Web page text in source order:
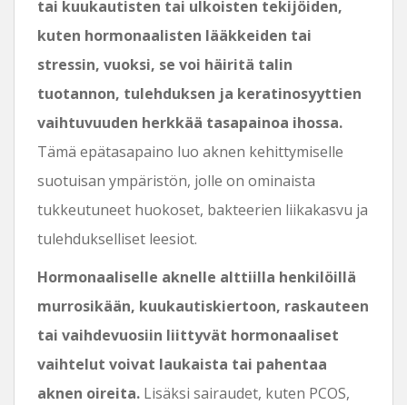
tai kuukautisten tai ulkoisten tekijöiden,
kuten hormonaalisten lääkkeiden tai
stressin, vuoksi, se voi häiritä talin
tuotannon, tulehduksen ja keratinosyyttien
vaihtuvuuden herkkää tasapainoa ihossa.
Tämä epätasapaino luo aknen kehittymiselle
suotuisan ympäristön, jolle on ominaista
tukkeutuneet huokoset, bakteerien liikakasvu ja
tulehdukselliset leesiot.
Hormonaaliselle aknelle alttiilla henkilöillä
murrosikään, kuukautiskiertoon, raskauteen
tai vaihdevuosiin liittyvät hormonaaliset
vaihtelut voivat laukaista tai pahentaa
aknen oireita. Lisäksi sairaudet, kuten PCOS,